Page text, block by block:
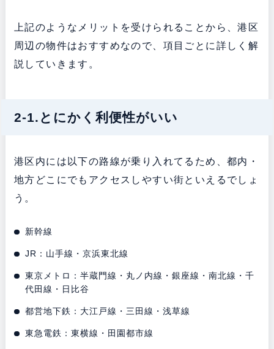
上記のようなメリットを受けられることから、港区
周辺の物件はおすすめなので、項目ごとに詳しく解
説していきます。
2-1.とにかく利便性がいい
港区内には以下の路線が乗り入れてるため、都内・
地方どこにでもアクセスしやすい街といえるでしょ
う。
新幹線
JR：山手線・京浜東北線
東京メトロ：半蔵門線・丸ノ内線・銀座線・南北線・千
代田線・日比谷
都営地下鉄：大江戸線・三田線・浅草線
東急電鉄：東横線・田園都市線